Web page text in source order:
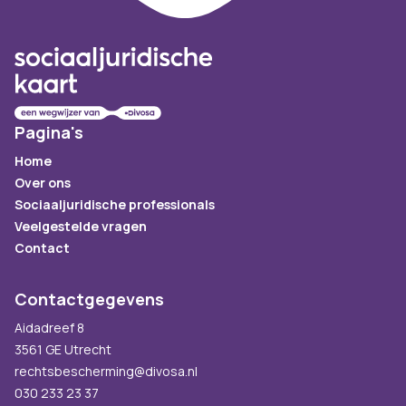
Pagina's
Home
Over ons
Sociaaljuridische professionals
Veelgestelde vragen
Contact
Contactgegevens
Aidadreef 8
3561 GE Utrecht
rechtsbescherming@divosa.nl
030 233 23 37